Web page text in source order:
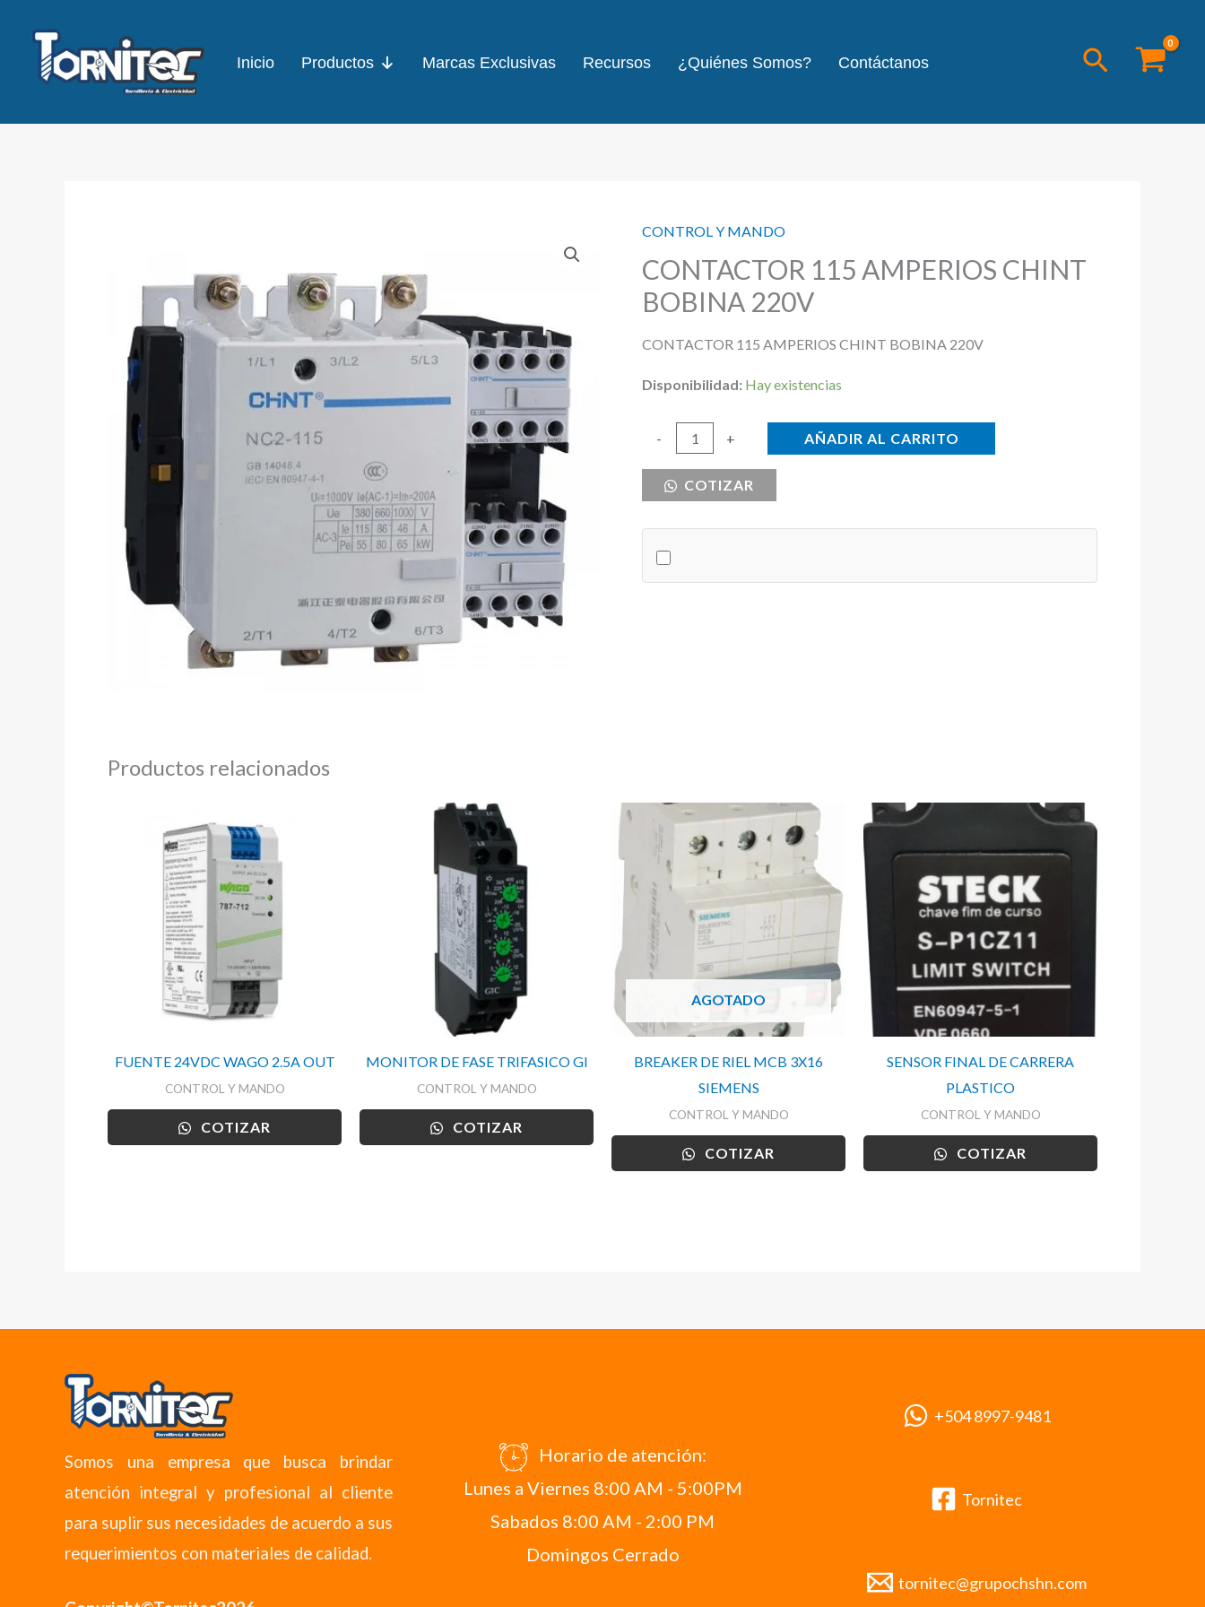
contenido
Inicio Productos Marcas Exclusivas Recursos ¿Quiénes Somos? Contáctanos Buscar
CONTROL Y MANDO
CONTACTOR 115 AMPERIOS CHINT
BOBINA 220V
CONTACTOR 115 AMPERIOS CHINT BOBINA 220V
Disponibilidad: Hay existencias
-
CONTACTOR
AMPERIOS
220V
+ AÑADIR AL CARRITO
COTIZAR
Productos relacionados
FUENTE 24VDC WAGO 2.5A OUT
CONTROL Y MANDO
COTIZAR
MONITOR DE FASE TRIFASICO GI
CONTROL Y MANDO
COTIZAR
AGOTADO
BREAKER DE RIEL MCB 3X16
SIEMENS
CONTROL Y MANDO
COTIZAR
SENSOR FINAL DE CARRERA
PLASTICO
CONTROL Y MANDO
COTIZAR
Somos una empresa que busca brindar
atención integral y profesional al cliente
para suplir sus necesidades de acuerdo a sus
requerimientos con materiales de calidad.
Horario de atención:
Lunes a Viernes 8:00 AM - 5:00PM
Sabados 8:00 AM - 2:00 PM
Domingos Cerrado
+504 8997-9481
Tornitec
tornitec@grupochshn.com